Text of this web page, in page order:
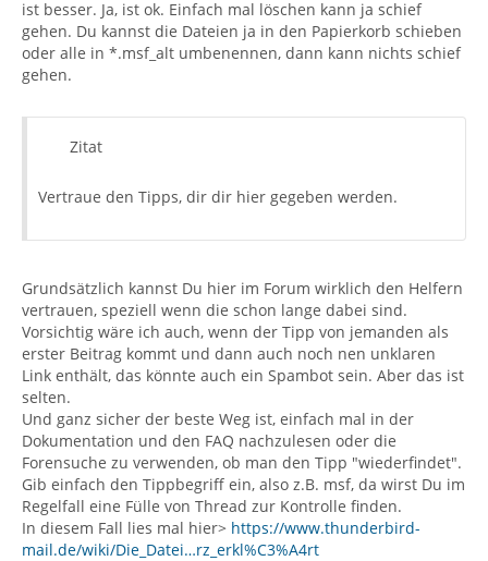
ist besser. Ja, ist ok. Einfach mal löschen kann ja schief
gehen. Du kannst die Dateien ja in den Papierkorb schieben
oder alle in *.msf_alt umbenennen, dann kann nichts schief
gehen.
Zitat
Vertraue den Tipps, dir dir hier gegeben werden.
Grundsätzlich kannst Du hier im Forum wirklich den Helfern
vertrauen, speziell wenn die schon lange dabei sind.
Vorsichtig wäre ich auch, wenn der Tipp von jemanden als
erster Beitrag kommt und dann auch noch nen unklaren
Link enthält, das könnte auch ein Spambot sein. Aber das ist
selten.
Und ganz sicher der beste Weg ist, einfach mal in der
Dokumentation und den FAQ nachzulesen oder die
Forensuche zu verwenden, ob man den Tipp "wiederfindet".
Gib einfach den Tippbegriff ein, also z.B. msf, da wirst Du im
Regelfall eine Fülle von Thread zur Kontrolle finden.
In diesem Fall lies mal hier> https://www.thunderbird-
mail.de/wiki/Die_Datei…rz_erkl%C3%A4rt